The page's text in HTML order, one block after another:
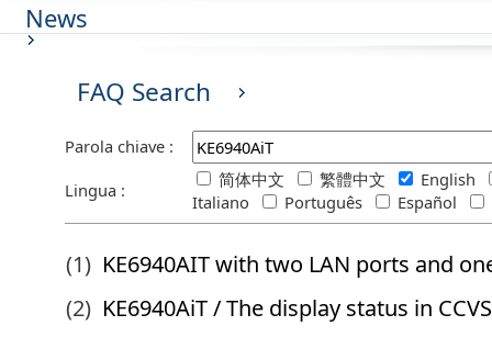
News
FAQ Search
Parola chiave :
Lingua :
简体中文 繁體中文
English
Italiano
Português Español